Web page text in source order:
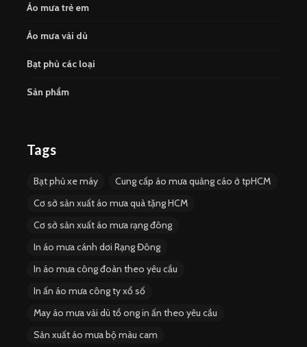
Áo mưa trẻ em
Áo mưa vải dù
Bạt phủ các loại
Sản phẩm
Tags
Bạt phủ xe máy
Cung cấp áo mưa quảng cáo ở tpHCM
Cơ sở sản xuất áo mưa quà tặng HCM
Cơ sở sản xuất áo mưa rạng đông
In áo mưa cánh dơi Rạng Đông
In áo mưa công đoàn theo yêu cầu
In ấn áo mưa công ty xổ số
May áo mưa vải dù tổ ong in ấn theo yêu cầu
Sản xuất áo mưa bộ màu cam